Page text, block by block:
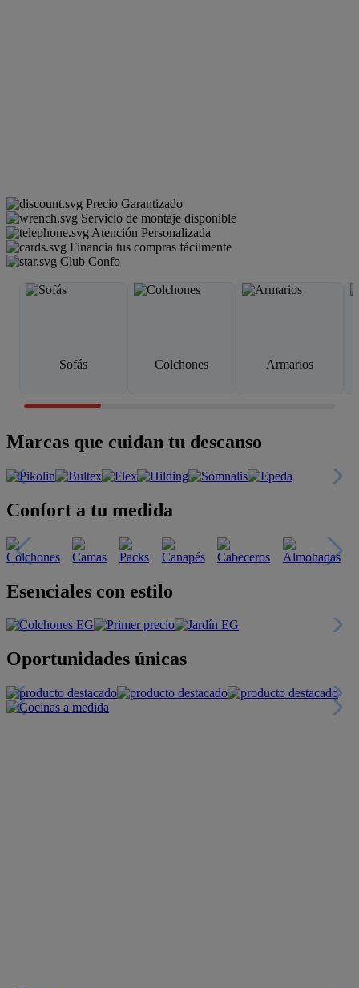
Precio Garantizado
Servicio de montaje disponible
Atención Personalizada
Financia tus compras fácilmente
Club Confo
Sofás Colchones Armarios
Marcas que cuidan tu descanso
Confort a tu medida
Esenciales con estilo
Oportunidades únicas